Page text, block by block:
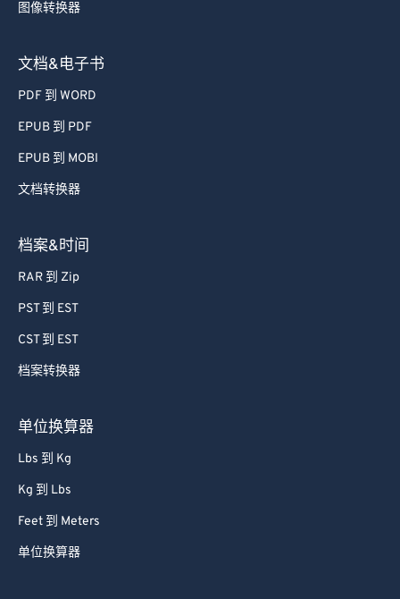
图像转换器
文档&电子书
PDF 到 WORD
EPUB 到 PDF
EPUB 到 MOBI
文档转换器
档案&时间
RAR 到 Zip
PST 到 EST
CST 到 EST
档案转换器
单位换算器
Lbs 到 Kg
Kg 到 Lbs
Feet 到 Meters
单位换算器